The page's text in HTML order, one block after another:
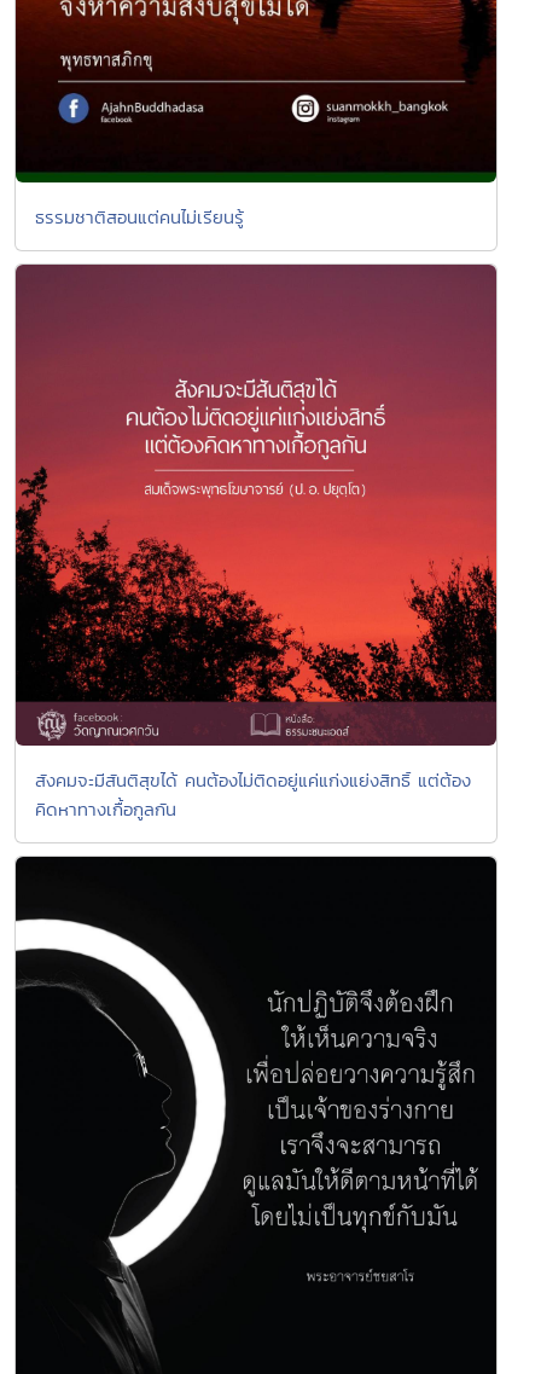
ธรรมชาติสอนแต่คนไม่เรียนรู้
สังคมจะมีสันติสุขได้ คนต้องไม่ติดอยู่แค่แก่งแย่งสิทธิ์ แต่ต้อง
คิดหาทางเกื้อกูลกัน